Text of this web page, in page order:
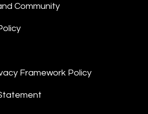
Community
Framework Policy